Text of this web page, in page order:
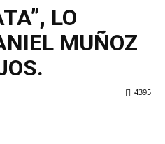
LO
MUÑOZ
4395